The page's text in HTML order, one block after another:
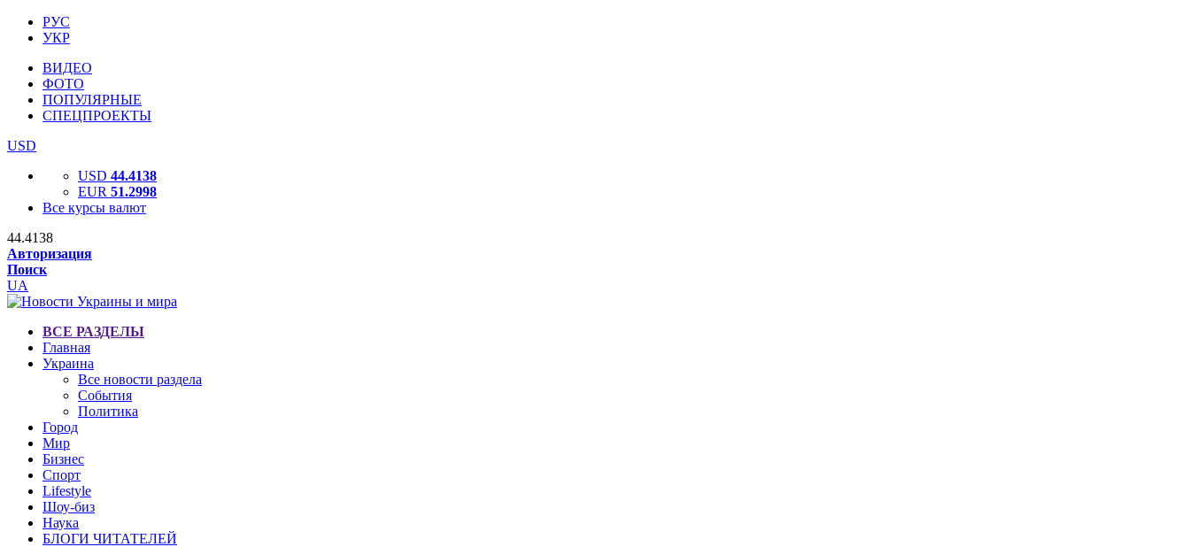
РУС
УКР
ВИДЕО
ФОТО
ПОПУЛЯРНЫЕ
СПЕЦПРОЕКТЫ
USD
USD 44.4138
EUR 51.2998
Все курсы валют
44.4138
Авторизация
Поиск
UA
ВСЕ РАЗДЕЛЫ
Главная
Украина
Все новости раздела
События
Политика
Город
Мир
Бизнес
Спорт
Lifestyle
Шоу-биз
Наука
БЛОГИ ЧИТАТЕЛЕЙ